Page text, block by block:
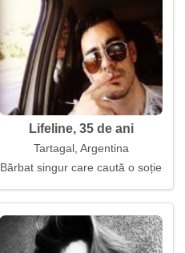
Lifeline, 35 de ani
Tartagal, Argentina
Bărbat singur care caută o soție